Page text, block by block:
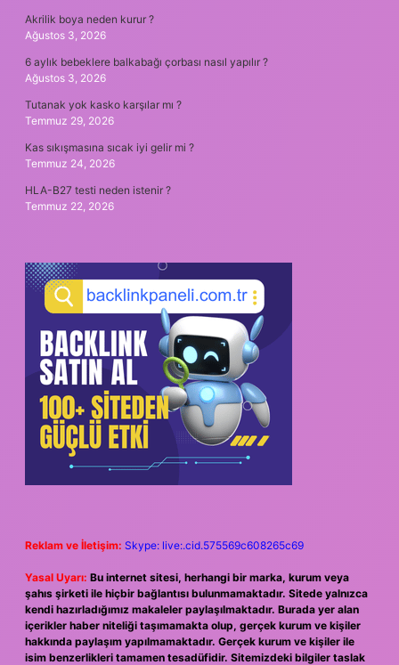
Akrilik boya neden kurur ?
Ağustos 3, 2026
6 aylık bebeklere balkabağı çorbası nasıl yapılır ?
Ağustos 3, 2026
Tutanak yok kasko karşılar mı ?
Temmuz 29, 2026
Kas sıkışmasına sıcak iyi gelir mi ?
Temmuz 24, 2026
HLA-B27 testi neden istenir ?
Temmuz 22, 2026
Reklam ve İletişim: Skype: live:.cid.575569c608265c69
Yasal Uyarı: Bu internet sitesi, herhangi bir marka, kurum veya
şahıs şirketi ile hiçbir bağlantısı bulunmamaktadır. Sitede yalnızca
kendi hazırladığımız makaleler paylaşılmaktadır. Burada yer alan
içerikler haber niteliği taşımamakta olup, gerçek kurum ve kişiler
hakkında paylaşım yapılmamaktadır. Gerçek kurum ve kişiler ile
isim benzerlikleri tamamen tesadüfidir. Sitemizdeki bilgiler taslak